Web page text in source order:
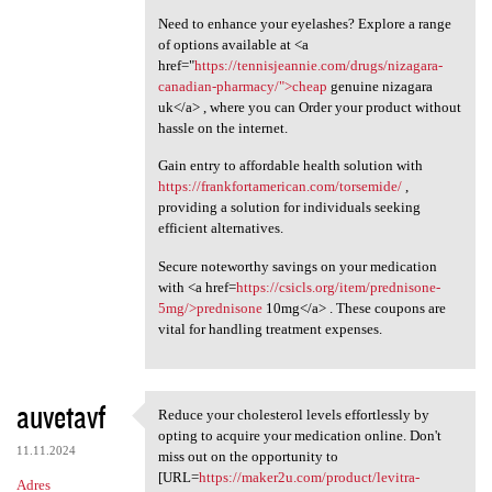
Need to enhance your eyelashes? Explore a range
of options available at <a
href="https://tennisjeannie.com/drugs/nizagara-
canadian-pharmacy/">cheap genuine nizagara
uk</a> , where you can Order your product without
hassle on the internet.
Gain entry to affordable health solution with
https://frankfortamerican.com/torsemide/,
providing a solution for individuals seeking
efficient alternatives.
Secure noteworthy savings on your medication
with <a href=https://csicls.org/item/prednisone-
5mg/>prednisone10mg</a> . These coupons are
vital for handling treatment expenses.
auvetavf
11.11.2024
Adres
Reduce your cholesterol
Reduce your cholesterol levels effortlessly by
opting to acquire your medication online. Don't
miss out on the opportunity to
[URL=https://maker2u.com/product/levitra-